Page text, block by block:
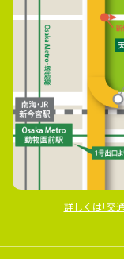
詳しくは｢交